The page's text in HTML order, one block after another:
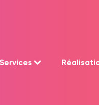
Services